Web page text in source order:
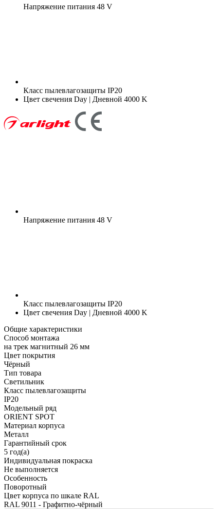
Напряжение питания 48 V
Класс пылевлагозащиты IP20
Цвет свечения Day | Дневной 4000 K
Напряжение питания 48 V
Класс пылевлагозащиты IP20
Цвет свечения Day | Дневной 4000 K
Общие характеристики
Способ монтажа
на трек магнитный 26 мм
Цвет покрытия
Чёрный
Тип товара
Светильник
Класс пылевлагозащиты
IP20
Модельный ряд
ORIENT SPOT
Материал корпуса
Металл
Гарантийный срок
5 год(а)
Индивидуальная покраска
Не выполняется
Особенность
Поворотный
Цвет корпуса по шкале RAL
RAL 9011 - Графитно-чёрный